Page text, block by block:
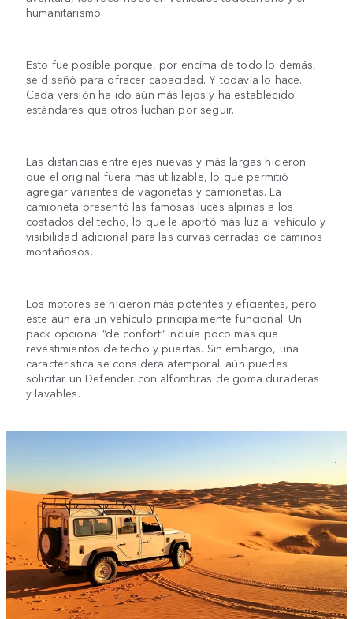
humanitarismo.
Esto fue posible porque, por encima de todo lo demás,
se diseñó para ofrecer capacidad. Y todavía lo hace.
Cada versión ha ido aún más lejos y ha establecido
estándares que otros luchan por seguir.
Las distancias entre ejes nuevas y más largas hicieron
que el original fuera más utilizable, lo que permitió
agregar variantes de vagonetas y camionetas. La
camioneta presentó las famosas luces alpinas a los
costados del techo, lo que le aportó más luz al vehículo y
visibilidad adicional para las curvas cerradas de caminos
montañosos.
Los motores se hicieron más potentes y eficientes, pero
este aún era un vehículo principalmente funcional. Un
pack opcional “de confort” incluía poco más que
revestimientos de techo y puertas. Sin embargo, una
característica se considera atemporal: aún puedes
solicitar un Defender con alfombras de goma duraderas
y lavables.